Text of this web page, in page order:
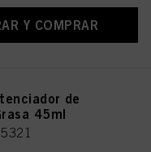
Y COMPRAR
de
45ml